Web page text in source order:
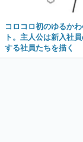
コロコロ初のゆるか
ト。主人公は新入社
する社員たちを描く